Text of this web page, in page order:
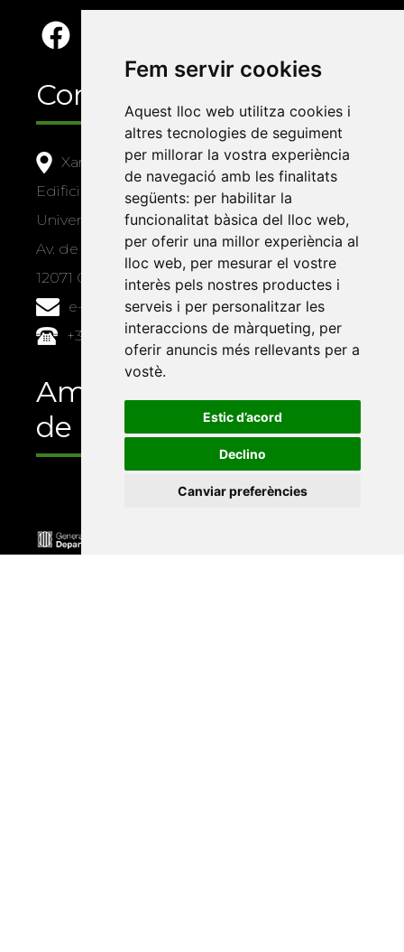
Fem servir cookies
Aquest lloc web utilitza cookies i
altres tecnologies de seguiment
per millorar la vostra experiència
de navegació amb les finalitats
següents: per habilitar la
funcionalitat bàsica del lloc web,
per oferir una millor experiència al
lloc web, per mesurar el vostre
interès pels nostres productes i
serveis i per personalitzar les
interaccions de màrqueting, per
oferir anuncis més rellevants per a
vostè.
Estic d’acord
Declino
Canviar preferències
Contacte
Xarxa Vives d'Universitats
Edifici Àgora
Universitat Jaume I, local 10
Av. de Vicent Sos Baynat, s/n
12071 Castelló de la Plana
e-buc@vives.org
+34 964 72 89 93
Amb el suport
de